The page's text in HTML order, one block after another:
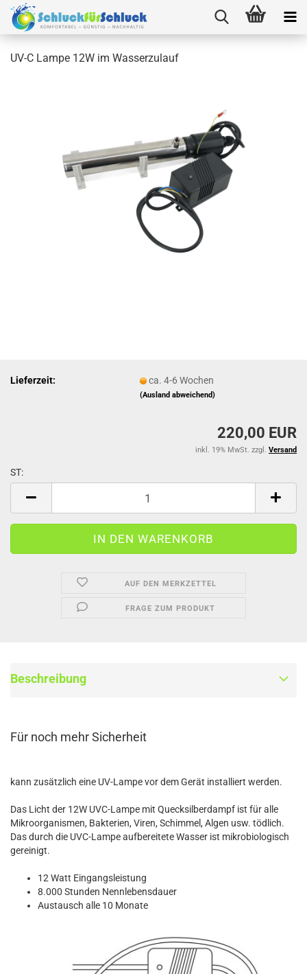
UV-C Lampe 12W im Wasserzulauf
Lieferzeit: ca. 4-6 Wochen
(Ausland abweichend)
220,00 EUR
inkl. 19% MwSt. zzgl. Versand
ST:
AUF DEN MERKZETTEL
FRAGE ZUM PRODUKT
Beschreibung
Für noch mehr Sicherheit
kann zusätzlich eine UV-Lampe vor dem Gerät installiert werden.
Das Licht der 12W UVC-Lampe mit Quecksilberdampf ist für alle
Mikroorganismen, Bakterien, Viren, Schimmel, Algen usw. tödlich.
Das durch die UVC-Lampe aufbereitete Wasser ist mikrobiologisch
gereinigt.
12 Watt Eingangsleistung
8.000 Stunden Nennlebensdauer
Austausch alle 10 Monate